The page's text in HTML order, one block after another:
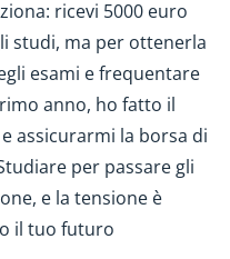
ricevi 5000 euro
studi, ma per ottenerla
esami e frequentare
anno, ho fatto il
assicurarmi la borsa di
per passare gli
e la tensione è
il tuo futuro